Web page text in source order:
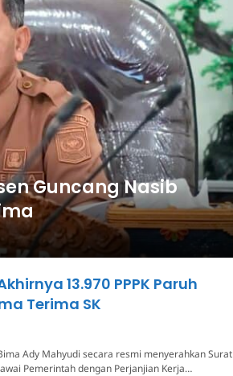
Guncang Nasib
13.970 PPPK Paruh
Terima SK
Ady Mahyudi secara resmi menyerahkan Surat
Pemerintah dengan Perjanjian Kerja…